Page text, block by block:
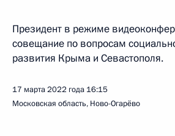
Президент в режиме
совещание по вопросам
развития Крыма и Севастополя.
17 марта 2022 года 16:15
Московская область, Ново-Огарёво